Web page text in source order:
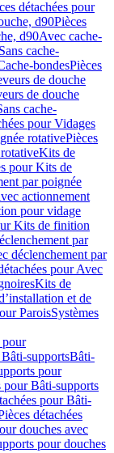
détachées pour
d90Pièces
d90Avec cache-
Sans cache-
bondesPièces
de douche
de douche
cache-
pour Vidages
rotativePièces
Kits de
pour Kits de
par poignée
actionnement
pour vidage
Kits de finition
par
déclenchement par
pour Avec
Kits de
et de
ParoisSystèmes
pour
Bâti-supportsBâti-
pour
pour Bâti-supports
pour Bâti-
détachées
douches avec
pour douches